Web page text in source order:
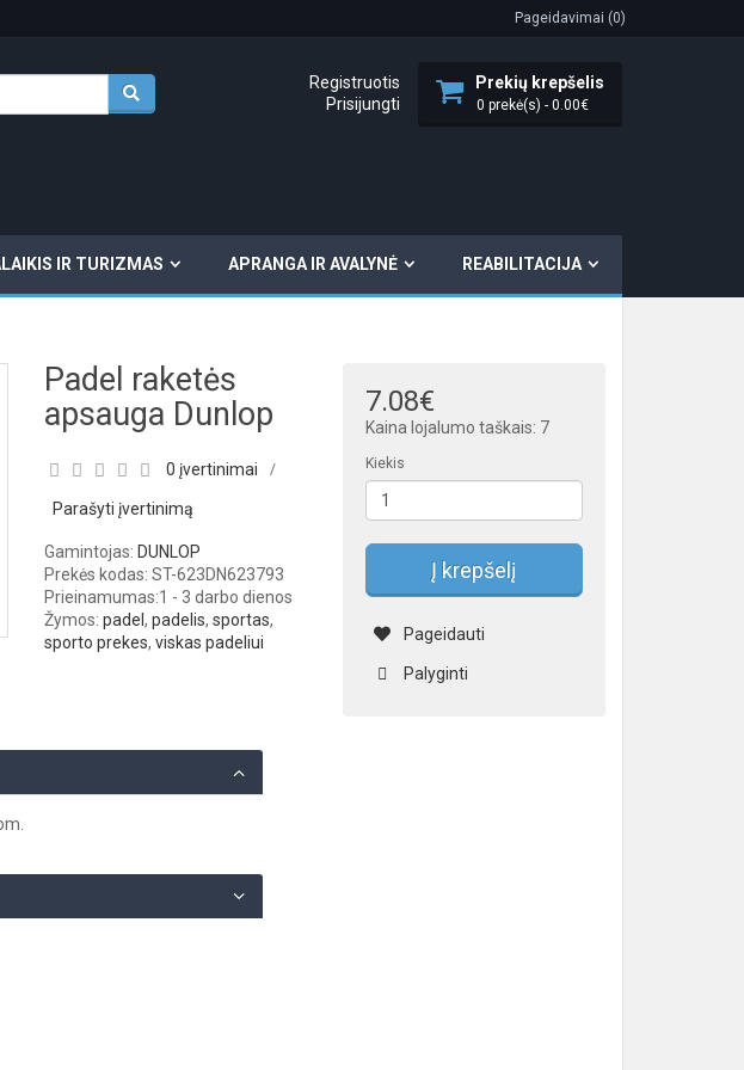
Pageidavimai (0)
Prekių krepšelis
0 prekė(s) - 0.00€
Registruotis
Prisijungti
IR TURIZMAS APRANGA IR AVALYNĖ REABILITACIJA
Padel raketės
apsauga Dunlop
0 įvertinimai /
Parašyti įvertinimą
Gamintojas: DUNLOP
Prekės kodas: ST-623DN623793
Prieinamumas:1 - 3 darbo dienos
Žymos:padel,padelis,sportas,
sporto prekes,viskas padeliui
7.08€
Kaina lojalumo taškais: 7
Kiekis
Į krepšelį
Pageidauti
Palyginti